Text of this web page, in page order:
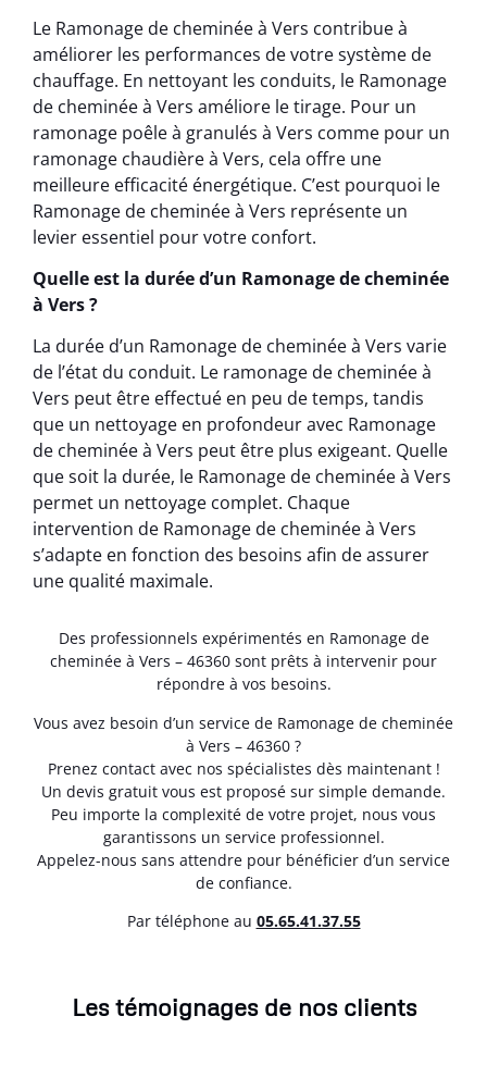
Le Ramonage de cheminée à Vers contribue à
améliorer les performances de votre système de
chauffage. En nettoyant les conduits, le Ramonage
de cheminée à Vers améliore le tirage. Pour un
ramonage poêle à granulés à Vers comme pour un
ramonage chaudière à Vers, cela offre une
meilleure efficacité énergétique. C’est pourquoi le
Ramonage de cheminée à Vers représente un
levier essentiel pour votre confort.
Quelle est la durée d’un Ramonage de cheminée
à Vers ?
La durée d’un Ramonage de cheminée à Vers varie
de l’état du conduit. Le ramonage de cheminée à
Vers peut être effectué en peu de temps, tandis
que un nettoyage en profondeur avec Ramonage
de cheminée à Vers peut être plus exigeant. Quelle
que soit la durée, le Ramonage de cheminée à Vers
permet un nettoyage complet. Chaque
intervention de Ramonage de cheminée à Vers
s’adapte en fonction des besoins afin de assurer
une qualité maximale.
Des professionnels expérimentés en Ramonage de
cheminée à Vers – 46360 sont prêts à intervenir pour
répondre à vos besoins.
Vous avez besoin d’un service de Ramonage de cheminée
à Vers – 46360 ?
Prenez contact avec nos spécialistes dès maintenant !
Un devis gratuit vous est proposé sur simple demande.
Peu importe la complexité de votre projet, nous vous
garantissons un service professionnel.
Appelez-nous sans attendre pour bénéficier d’un service
de confiance.
Par téléphone au 05.65.41.37.55
Les témoignages de nos clients